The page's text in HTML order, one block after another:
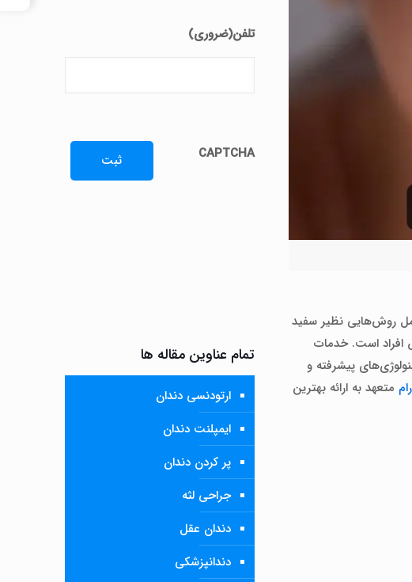
روش‌هایی نظیر سفید
افراد است. خدمات
پیشرفته و
متعهد به ارائه بهترین
تلفن(ضروری)
CAPTCHA
تمام عناوین مقاله ها
ارتودنسی دندان
ایمپلنت دندان
پر کردن دندان
جراحی لثه
دندان عقل
دندانپزشکی